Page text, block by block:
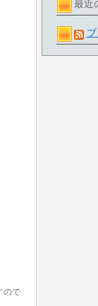
最近
ので